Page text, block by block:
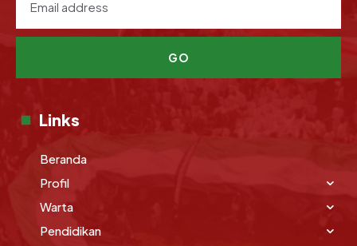
GO
Links
Beranda
Profil
Warta
Pendidikan